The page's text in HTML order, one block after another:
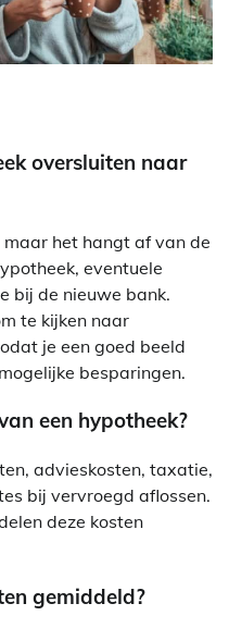
oversluiten naar
het hangt af van de
eventuele
bij de nieuwe bank.
te kijken naar
je een goed beeld
besparingen.
een hypotheek?
advieskosten, taxatie,
bij vervroegd aflossen.
deze kosten
gemiddeld?